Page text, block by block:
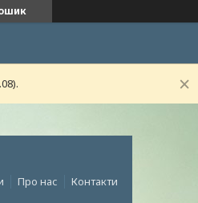
Про нас Контакти